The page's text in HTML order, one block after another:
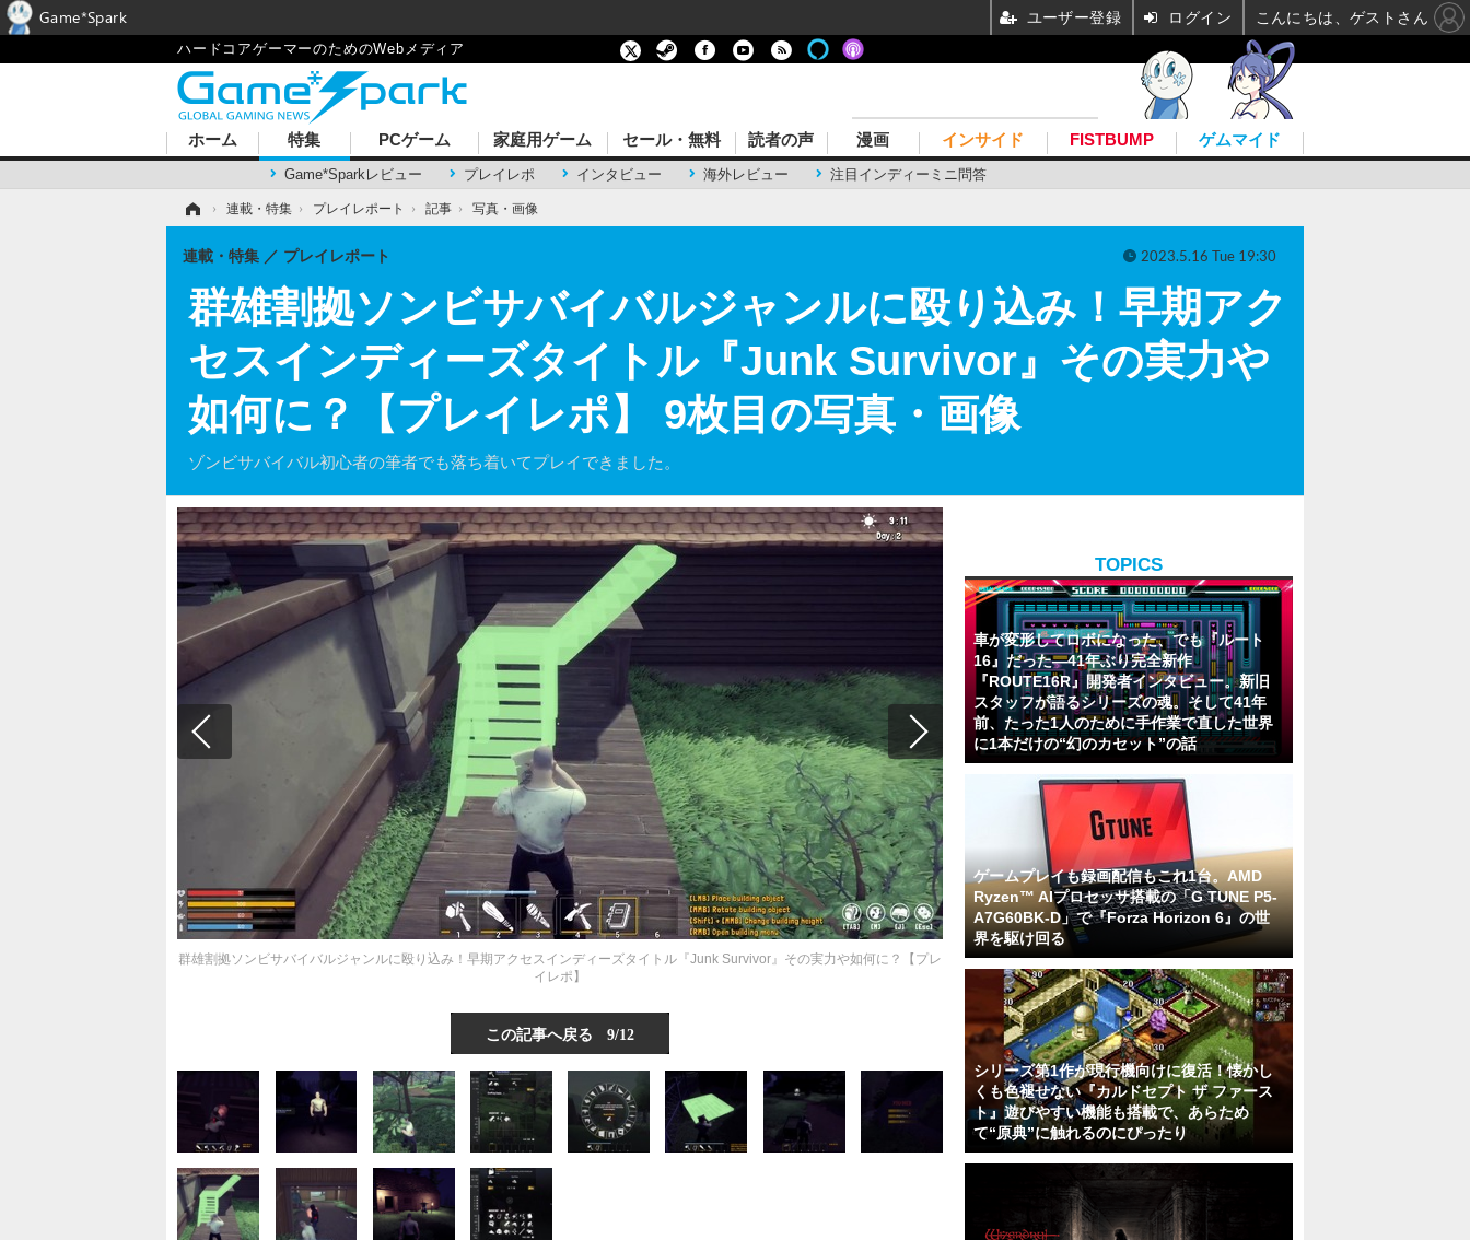
ハードコアゲーマーのためのWebメディア
ホーム 特集
Game*Sparkレビュー プレイレポ インタビュー 海外レビュー 注目インディーミニ問答
PCゲーム 家庭用ゲーム セール・無料 読者の声 漫画 インサイド FISTBUMP ゲムマイド
› 連載・特集 › プレイレポート › 記事 › 写真・画像
群雄割拠ソンビサバイバルジャンルに殴り込み！早期アク
セスインディーズタイトル『Junk Survivor』その実力や
如何に？【プレイレポ】 9枚目の写真・画像
ゾンビサバイバル初心者の筆者でも落ち着いてプレイできました。
連載・特集 プレイレポート 2023.5.16 Tue 19:30
群雄割拠ソンビサバイバルジャンルに殴り込み！早期アクセスインディーズタイトル『Junk Survivor』その実力や如何に？【プレ
イレポ】
この記事へ戻る 9/12
TOPICS
車が変形してロボになった、でも『ルート
16』だった―41年ぶり完全新作
『ROUTE16R』開発者インタビュー。新旧
スタッフが語るシリーズの魂。そして41年
前、たった1人のために手作業で直した世界
に1本だけの“幻のカセット”の話
ゲームプレイも録画配信もこれ1台。AMD
Ryzen™ AIプロセッサ搭載の「G TUNE P5-
A7G60BK-D」で『Forza Horizon 6』の世
界を駆け回る
シリーズ第1作が現行機向けに復活！懐かし
くも色褪せない『カルドセプト ザ ファース
ト』遊びやすい機能も搭載で、あらため
て“原典”に触れるのにぴったり
Game*Spark ユーザー登録 ログイン こんにちは、ゲストさん